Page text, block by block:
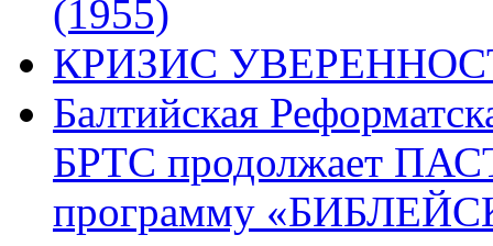
(1955)
КРИЗИС
Балтийская
БРТС продолжает
программу